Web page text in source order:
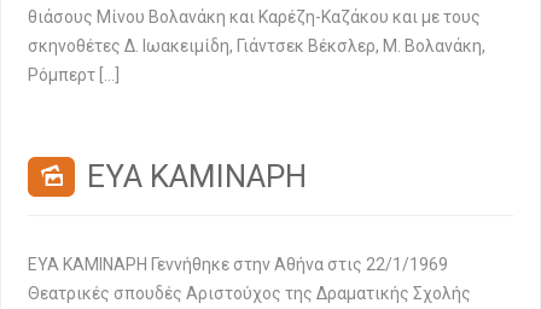
θιάσους Μίνου Βολανάκη και Καρέζη-Καζάκου και με τους
σκηνοθέτες Δ. Ιωακειμίδη, Γιάντσεκ Βέκσλερ, Μ. Βολανάκη,
Ρόμπερτ […]
ΕΥΑ ΚΑΜΙΝΑΡΗ
ΕΥΑ ΚΑΜΙΝΑΡΗ Γεννήθηκε στην Αθήνα στις 22/1/1969
Θεατρικές σπουδές Αριστούχος της Δραματικής Σχολής